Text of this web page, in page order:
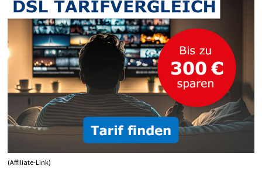
(Affiliate-Link)